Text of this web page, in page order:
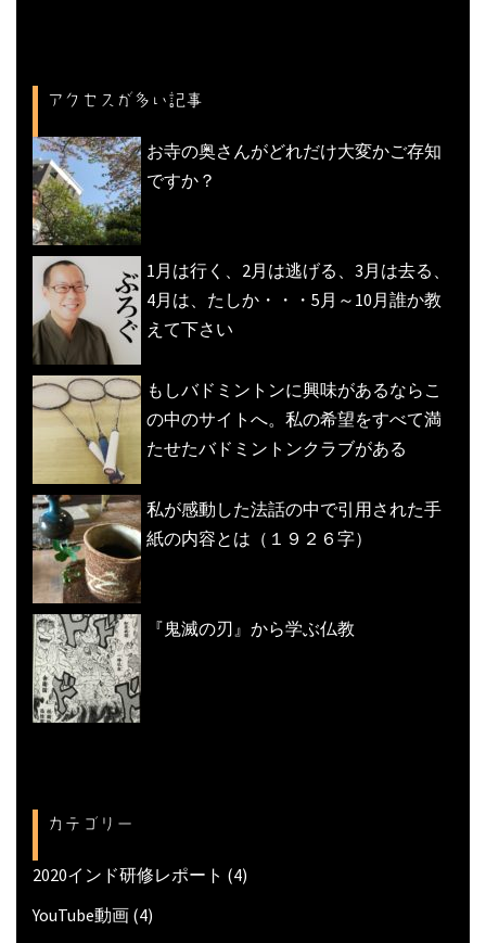
アクセスが多い記事
お寺の奥さんがどれだけ大変かご存知
ですか？
1月は行く、2月は逃げる、3月は去る、
4月は、たしか・・・5月～10月誰か教
えて下さい
もしバドミントンに興味があるならこ
の中のサイトへ。私の希望をすべて満
たせたバドミントンクラブがある
私が感動した法話の中で引用された手
紙の内容とは（１９２６字）
『鬼滅の刃』から学ぶ仏教
カテゴリー
2020インド研修レポート (4)
YouTube動画 (4)